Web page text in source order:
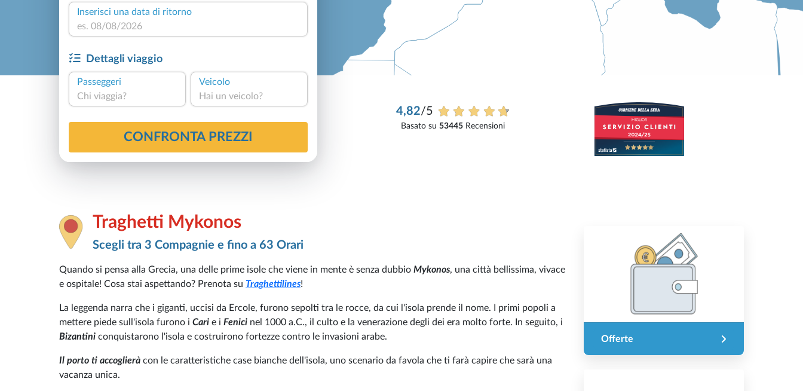
Inserisci una data di ritorno
Dettagli viaggio
Passeggeri
Chi viaggia?
Veicolo
Hai un veicolo?
CONFRONTA PREZZI
4,82/5
Basato su53445 Recensioni
Traghetti Mykonos
Scegli tra 3 Compagnie e fino a 63 Orari
Quando si pensa alla Grecia, una delle prime isole che viene in mente è senza dubbio Mykonos, una città bellissima, vivace
e ospitale! Cosa stai aspettando? Prenota su Traghettilines!
La leggenda narra che i giganti, uccisi da Ercole, furono sepolti tra le rocce, da cui l'isola prende il nome. I primi popoli a
mettere piede sull'isola furono i Cari e i Fenici nel 1000 a.C., il culto e la venerazione degli dei era molto forte. In seguito, i
Bizantini conquistarono l'isola e costruirono fortezze contro le invasioni arabe.
Il porto ti accoglierà con le caratteristiche case bianche dell'isola, uno scenario da favola che ti farà capire che sarà una
vacanza unica.
Offerte